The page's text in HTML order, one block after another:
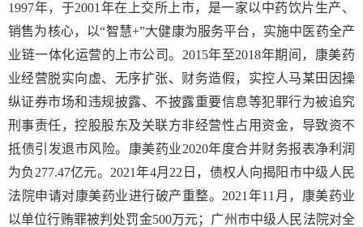
1997年，于2001年在上交所上市，是一家以中药饮片生产、
销售为核心，以“智慧+”大健康为服务平台，实施中医药全产
业链一体化运营的上市公司。2015年至2018年期间，康美药
业经营脱实向虚、无序扩张、财务造假，实控人马某田因操
纵证券市场和违规披露、不披露重要信息等犯罪行为被追究
刑事责任，控股股东及关联方非经营性占用资金，导致资不
抵债引发退市风险。康美药业2020年度合并财务报表净利润
为负277.47亿元。2021年4月22日，债权人向揭阳市中级人民
法院申请对康美药业进行破产重整。2021年11月，康美药业
以单位行贿罪被判处罚金500万元；广州市中级人民法院对全